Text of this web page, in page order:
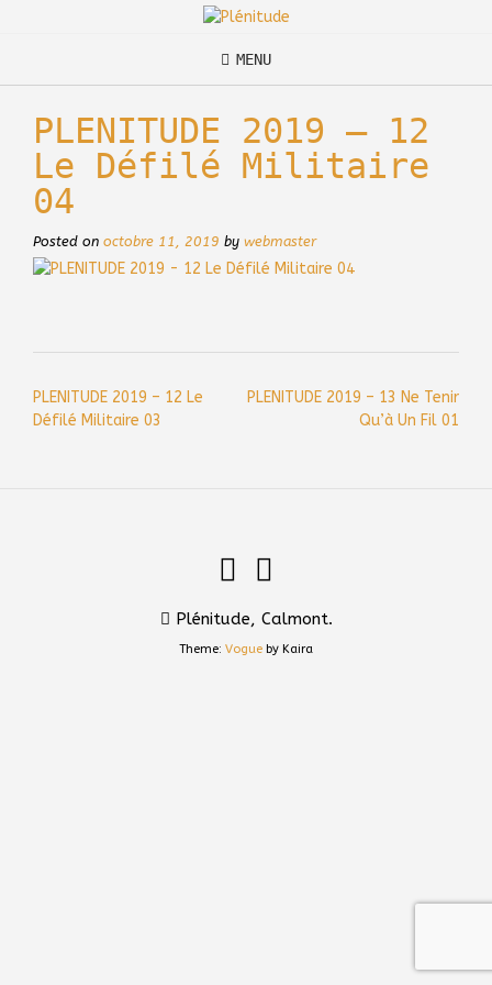
MENU
PLENITUDE 2019 – 12
Le Défilé Militaire
04
Posted on octobre 11, 2019 by webmaster
Post
navigation
PLENITUDE 2019 – 12 Le
Défilé Militaire 03
PLENITUDE 2019 – 13 Ne Tenir
Qu’à Un Fil 01
Plénitude, Calmont.
Theme: Vogue by Kaira